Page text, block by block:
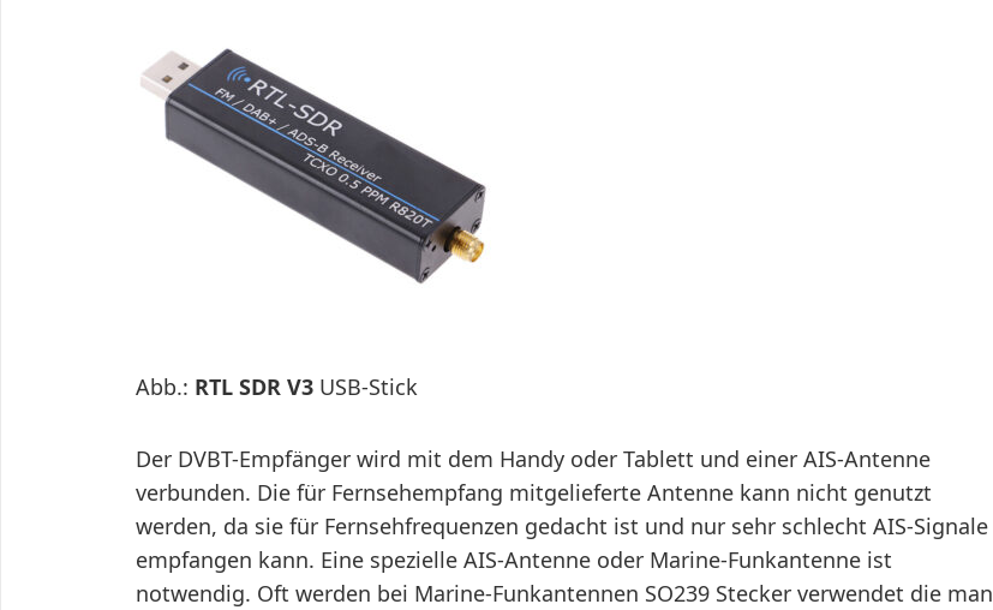
Abb.: RTL SDR V3 USB-Stick
Der DVBT-Empfänger wird mit dem Handy oder Tablett und einer AIS-Antenne
verbunden. Die für Fernsehempfang mitgelieferte Antenne kann nicht genutzt
werden, da sie für Fernsehfrequenzen gedacht ist und nur sehr schlecht AIS-Signale
empfangen kann. Eine spezielle AIS-Antenne oder Marine-Funkantenne ist
notwendig. Oft werden bei Marine-Funkantennen SO239 Stecker verwendet die man